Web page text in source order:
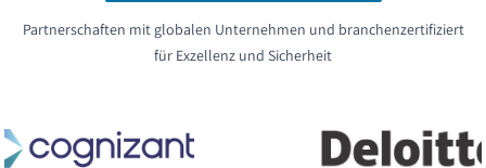
Partnerschaften mit globalen Unternehmen und branchenzertifiziert
für Exzellenz und Sicherheit